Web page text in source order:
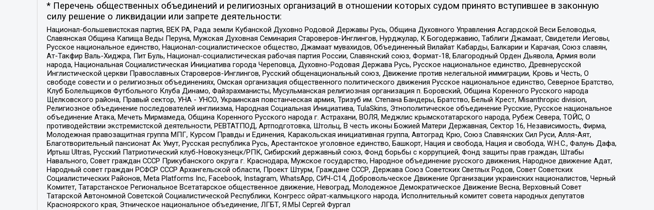
* Перечень общественных объединений и религиозных организаций в отношении которых судом принято вступившее в законную
силу решение о ликвидации или запрете деятельности:
Национал-большевистская партия, ВЕК РА, Рада земли Кубанской Духовно Родовой Державы Русь, Община Духовного Управления Асгардской Веси Беловодья,
Славянская Община Капища Веды Перуна, Мужская Духовная Семинария Староверов-Инглингов, Нурджулар, К Богодержавию, Таблиги Джамаат, Свидетели Иеговы,
Русское национальное единство, Национал-социалистическое общество, Джамаат мувахидов, Объединенный Вилайат Кабарды, Балкарии и Карачая, Союз славян,
Ат-Такфир Валь-Хиджра, Пит Буль, Национал-социалистическая рабочая партия России, Славянский союз, Формат-18, Благородный Орден Дьявола, Армия воли
народа, Национальная Социалистическая Инициатива города Череповца, Духовно-Родовая Держава Русь, Русское национальное единство, Древнерусской
Инглистической церкви Православных Староверов-Инглингов, Русский общенациональный союз, Движение против нелегальной иммиграции, Кровь и Честь, О
свободе совести и о религиозных объединениях, Омская организация общественного политического движения Русское национальное единство, Северное Братство,
Клуб Болельщиков Футбольного Клуба Динамо, Файзрахманисты, Мусульманская религиозная организация п. Боровский, Община Коренного Русского народа
Щелковского района, Правый сектор, УНА - УНСО, Украинская повстанческая армия, Тризуб им. Степана Бандеры, Братство, Белый Крест, Misanthropic division,
Религиозное объединение последователей инглиизма, Народная Социальная Инициатива, TulaSkins, Этнополитическое объединение Русские, Русское национальное
объединение Атака, Мечеть Мирмамеда, Община Коренного Русского народа г. Астрахани, ВОЛЯ, Меджлис крымскотатарского народа, Рубеж Севера, ТОЙС, О
противодействии экстремистской деятельности, РЕВТАТПОД, Артподготовка, Штольц, В честь иконы Божией Матери Державная, Сектор 16, Независимость, Фирма,
Молодежная правозащитная группа МПГ, Курсом Правды и Единения, Каракольская инициативная группа, Автоград Крю, Союз Славянских Сил Руси, Алля-Аят,
Благотворительный пансионат Ак Умут, Русская республика Русь, Арестантское уголовное единство, Башкорт, Нация и свобода, Нация и свобода, W.H.С., Фалунь Дафа,
Иртыш Ultras, Русский Патриотический клуб-Новокузнецк/РПК, Сибирский державный союз, Фонд борьбы с коррупцией, Фонд защиты прав граждан, Штабы
Навального, Совет граждан СССР Прикубанского округа г. Краснодара, Мужское государство, Народное объединение русского движения, Народное движение Адат,
Народный совет граждан РСФСР СССР Архангельской области, Проект Штурм, Граждане СССР, Держава Союз Советских Светлых Родов, Совет Советских
Социалистических Районов, Meta Platforms Inc, Facebook, Instagram, WhatsApp, СИЧ-С14, Добровольческое Движение Организации украинских националистов, Черный
Комитет, Татарстанское Региональное Всетатарское общественное движение, Невоград, Молодежное Демократическое Движение Весна, Верховный Совет
Татарской Автономной Советской Социалистической Республики, Конгресс ойрат-калмыцкого народа, Исполнительный комитет совета народных депутатов
Красноярского края, Этническое национальное объединение, ЛГБТ, Я.МЫ Сергей Фургал